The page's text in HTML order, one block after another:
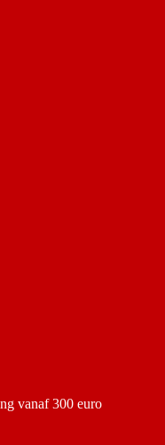
vanaf 300 euro